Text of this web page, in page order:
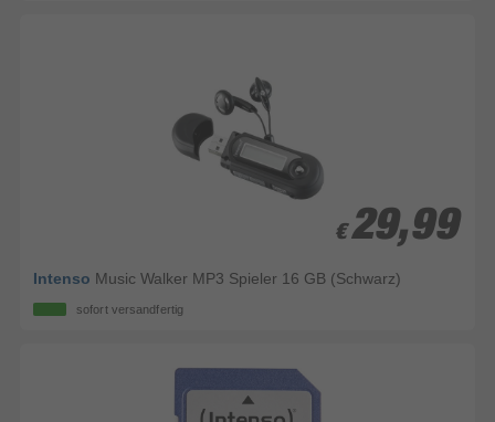
€ 29,99
€ 29,99
Intenso Music Walker MP3 Spieler 16 GB (Schwarz)
sofort versandfertig